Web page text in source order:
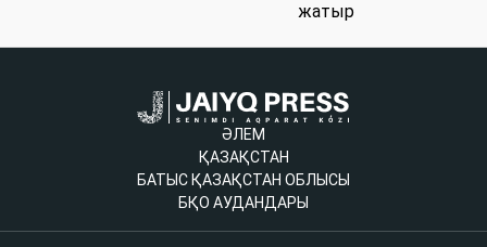
жатыр
ӘЛЕМ
ҚАЗАҚСТАН
БАТЫС ҚАЗАҚСТАН ОБЛЫСЫ
БҚО АУДАНДАРЫ